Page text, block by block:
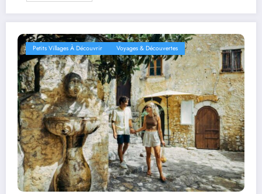
Petits Villages À Découvrir Voyages & Découvertes